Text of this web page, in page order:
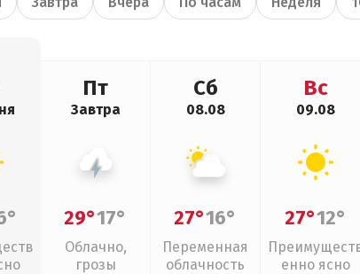
Пт
Завтра
29°17°
Облачно,
грозы
Сб
08.08
27°16°
Переменная
облачность
Вс
09.08
27°12°
енно ясно